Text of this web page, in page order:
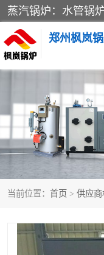
郑州枫岚
当前位置： 首页 > 供应商